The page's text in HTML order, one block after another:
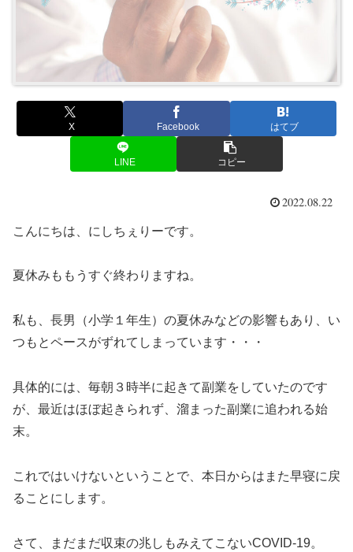
X Facebook はてブ
LINE コピー
2022.08.22
こんにちは、にしちぇりーです。
夏休みももうすぐ終わりますね。
私も、長男（小学１年生）の夏休みなどの影響もあり、い
つもとペースがずれてしまっています・・・
具体的には、毎朝３時半に起きて副業をしていたのです
が、最近はほぼ起きられず、溜まった副業に追われる始
末。
これではいけないということで、本日からはまた早寝に戻
ることにします。
さて、まだまだ収束の兆しもみえてこないCOVID-19。